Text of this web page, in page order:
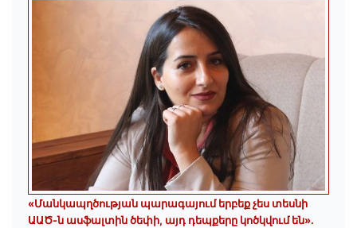
«Մանկապղծության պարագայում երբեք չես տեսնի
ԱԱԾ-ն ասֆալտին ծեփի, այդ դեպքերը կոծկվում են»․